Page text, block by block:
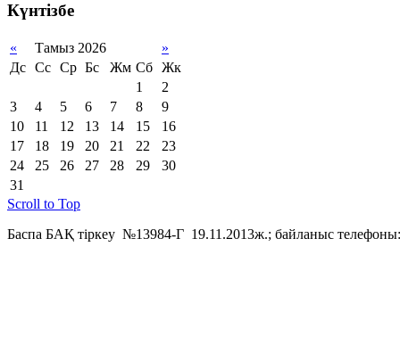
Күнтізбе
« Тамыз 2026
»
Дс Сс Ср Бс Жм Сб Жк
1
2
3
4 5 6 7 8
9
10
11 12 13 14 15
16
17
18 19 20 21 22
23
24
25 26 27 28 29
30
31
Scroll to Top
Баспа БАҚ тіркеу №13984-Г 19.11.2013ж.; байланыс